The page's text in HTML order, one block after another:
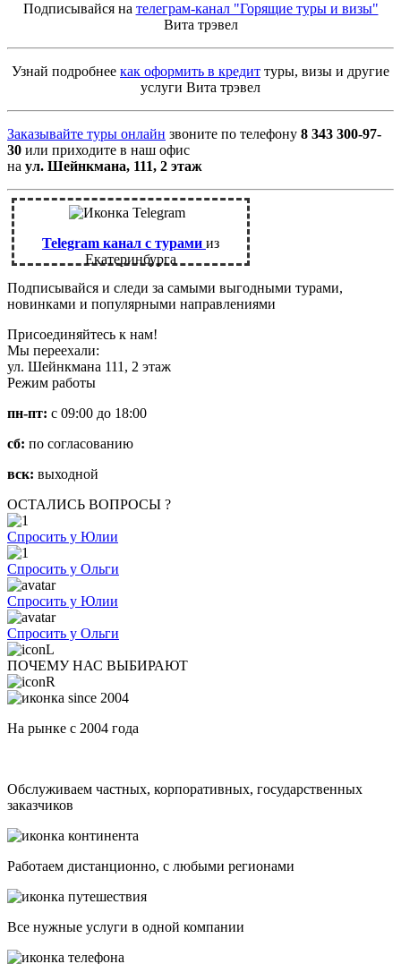
Подписывайся на телеграм-канал "Горящие туры и визы"
Вита трэвел
Узнай подробнее как оформить в кредит туры, визы и другие
услуги Вита трэвел
Заказывайте туры онлайн звоните по телефону 8 343 300-97-
30 или приходите в наш офис
на ул. Шейнкмана, 111, 2 этаж
Telegram канал с турами из
Екатеринбурга
Подписывайся и следи за самыми выгодными турами,
новинками и популярными направлениями
Присоединяйтесь к нам!
Мы переехали:
ул. Шейнкмана 111, 2 этаж
Режим работы
пн-пт: с 09:00 до 18:00
сб: по согласованию
вск: выходной
ОСТАЛИСЬ ВОПРОСЫ ?
Спросить у Юлии
Спросить у Ольги
Спросить у Юлии
Спросить у Ольги
ПОЧЕМУ НАС ВЫБИРАЮТ
На рынке с 2004 года
Обслуживаем частных, корпоративных, государственных
заказчиков
Работаем дистанционно, с любыми регионами
Все нужные услуги в одной компании